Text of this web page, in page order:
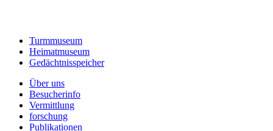
Turmmuseum
Heimatmuseum
Gedächtnisspeicher
Über uns
Besucherinfo
Vermittlung
forschung
Publikationen